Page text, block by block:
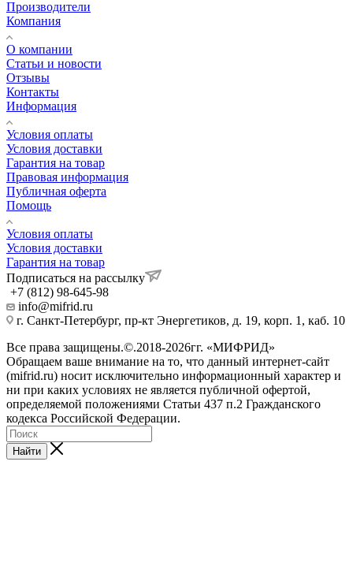
Производители
Компания
О компании
Статьи и новости
Отзывы
Контакты
Информация
Условия оплаты
Условия доставки
Гарантия на товар
Правовая информация
Публичная оферта
Помощь
Условия оплаты
Условия доставки
Гарантия на товар
Подписаться на рассылку
+7 (812) 98-645-98
info@mifrid.ru
г. Санкт-Петербург, пр-кт Энергетиков, д. 19, корп. 1, каб. 10
Все права защищены.©.2018-2026гг. «МИФРИД»
Обращаем ваше внимание на то, что данный интернет-сайт
(mifrid.ru) носит исключительно информационный характер и
ни при каких условиях не является публичной офертой,
определяемой положениями Статьи 437 п.2 Гражданского
кодекса Российской Федерации.
Найти